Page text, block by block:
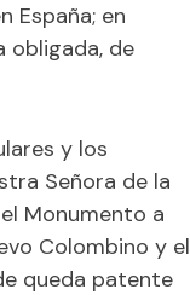
España; en
obligada, de
y los
Señora de la
Monumento a
Colombino y el
queda patente